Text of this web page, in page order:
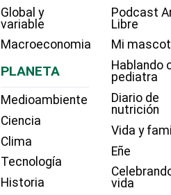
Global y
variable
Macroeconomia
PLANETA
Medioambiente
Ciencia
Clima
Tecnología
Historia
Podcast
Libre
Mi
Hablando
pediatra
Diario de
nutrición
Vida y
Eñe
vida